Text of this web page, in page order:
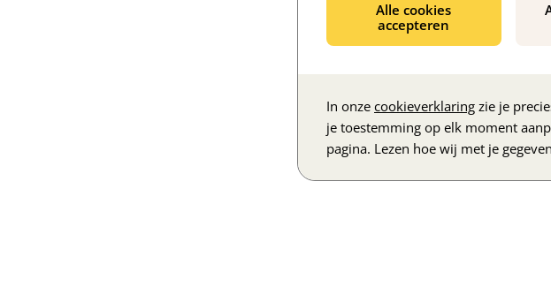
Alle cookies
accepteren
In onze cookieverklaring zie je
je toestemming op elk moment
pagina. Lezen hoe wij met je